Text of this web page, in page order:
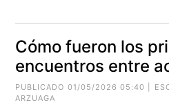
Cómo fueron los
encuentros entre
PUBLICADO 01/05/2026 05:40 |
ARZUAGA